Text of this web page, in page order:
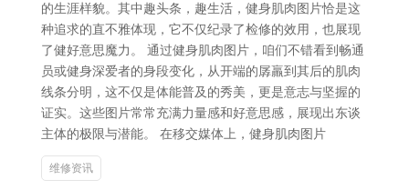
的生涯样貌。其中趣头条，趣生活，健身肌肉图片恰是这
种追求的直不雅体现，它不仅纪录了检修的效用，也展现
了健好意思魔力。 通过健身肌肉图片，咱们不错看到畅通
员或健身深爱者的身段变化，从开端的孱羸到其后的肌肉
线条分明，这不仅是体能普及的秀美，更是意志与坚握的
证实。这些图片常常充满力量感和好意思感，展现出东谈
主体的极限与潜能。 在移交媒体上，健身肌肉图片
维修资讯